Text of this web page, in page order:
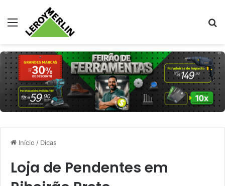
Menu
Início / Dicas
Loja de Pendentes em